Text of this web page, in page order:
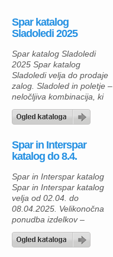
Spar katalog
Sladoledi 2025
Spar katalog Sladoledi
2025 Spar katalog
Sladoledi velja do prodaje
zalog. Sladoled in poletje –
neločljiva kombinacija, ki
poskrbi za osvežitev in
sladke užitke tudi v najbolj
SPAR in INTERSPAR vas
čaka pester izbor
sladoledov, ki zadovoljijo
vse okuse – od klasičnih
do veganskih, od
nostalgičnih družinskih
sladic do vrhunskih
italijanskih […]
Spar in Interspar
katalog do 8.4.
Spar in Interspar katalog
Spar in Interspar katalog
velja od 02.04. do
08.04.2025. Velikonočna
ponudba izdelkov –
okusne dobrote za
praznično mizo Od srede